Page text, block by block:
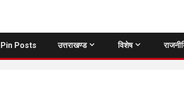
Pin Posts उत्तराखण्ड विशेष